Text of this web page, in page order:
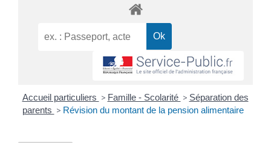
Accueil particuliers > Famille - Scolarité > Séparation des
parents > Révision du montant de la pension alimentaire